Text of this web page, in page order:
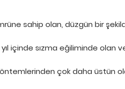
sahip olan, düzgün bir
içinde sızma eğiliminde olan
çok daha üstün